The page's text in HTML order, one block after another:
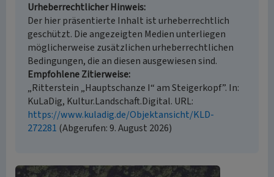
Urheberrechtlicher Hinweis
Der hier präsentierte Inhalt ist urheberrechtlich
geschützt. Die angezeigten Medien unterliegen
möglicherweise zusätzlichen urheberrechtlichen
Bedingungen, die an diesen ausgewiesen sind.
Empfohlene Zitierweise
„Ritterstein „Hauptschanze I“ am Steigerkopf”. In:
KuLaDig, Kultur.Landschaft.Digital. URL:
https://www.kuladig.de/Objektansicht/KLD-
272281 (Abgerufen: 9. August 2026)